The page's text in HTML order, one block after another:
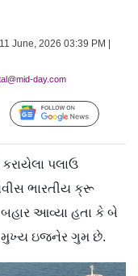
June, 2026 03:39 PM |
day.com
Follow Us
પલાઉ
ભારતીય ક્રૂ
આવ્યા હતા કે બે
મુખ્ય ઇજનેર ગુમ છે.